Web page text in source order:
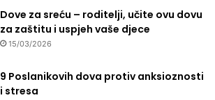
Dove za sreću – roditelji, učite ovu dovu
za zaštitu i uspjeh vaše djece
15/03/2026
9 Poslanikovih dova protiv anksioznosti
i stresa